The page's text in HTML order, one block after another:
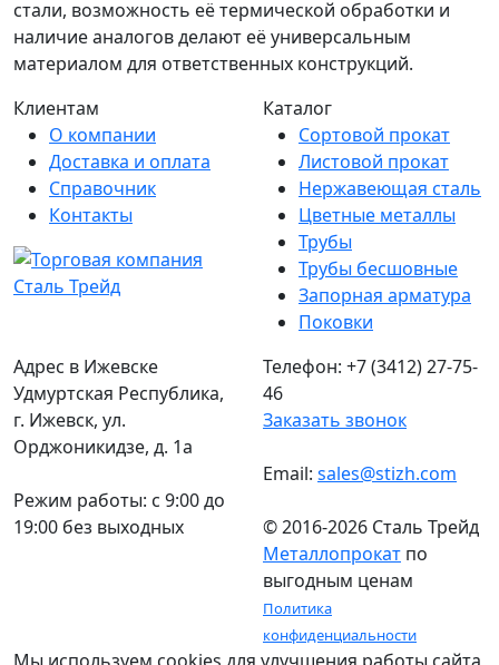
стали, возможность её термической обработки и
наличие аналогов делают её универсальным
материалом для ответственных конструкций.
Клиентам
О компании
Доставка и оплата
Справочник
Контакты
Каталог
Сортовой прокат
Листовой прокат
Нержавеющая сталь
Цветные металлы
Трубы
Трубы бесшовные
Запорная арматура
Поковки
Адрес в Ижевске
Удмуртская Республика,
г. Ижевск, ул.
Орджоникидзе, д. 1а
Режим работы: c 9:00 до
19:00 без выходных
Телефон: +7 (3412) 27-75-
46
Заказать звонок
Email: sales@stizh.com
© 2016-2026 Сталь Трейд
Металлопрокат по
выгодным ценам
Политика
конфиденциальности